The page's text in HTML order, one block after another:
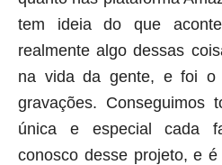
tem ideia do que
realmente algo dessas
na vida da gente, e foi o
gravações. Conseguimos
única e especial cada
conosco desse projeto, e